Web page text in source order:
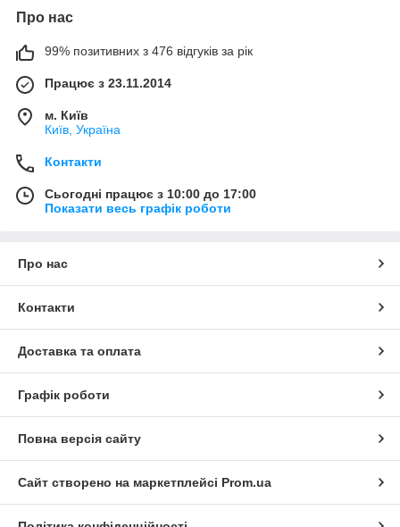
Про нас
99% позитивних з 476 відгуків за рік
Працює з 23.11.2014
м. Київ
Київ, Україна
Контакти
Сьогодні працює з 10:00 до 17:00
Показати весь графік роботи
Про нас
Контакти
Доставка та оплата
Графік роботи
Повна версія сайту
Сайт створено на маркетплейсі Prom.ua